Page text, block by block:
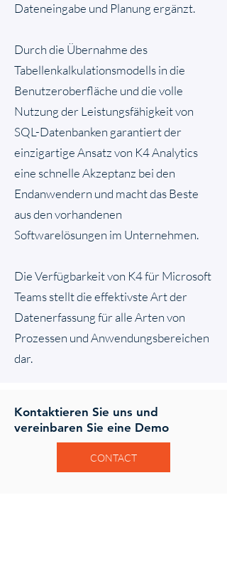
Dateneingabe und Planung ergänzt.
Durch die Übernahme des
Tabellenkalkulationsmodells in die
Benutzeroberfläche und die volle
Nutzung der Leistungsfähigkeit von
SQL-Datenbanken garantiert der
einzigartige Ansatz von K4 Analytics
eine schnelle Akzeptanz bei den
Endanwendern und macht das Beste
aus den vorhandenen
Softwarelösungen im Unternehmen.
Die Verfügbarkeit von K4 für Microsoft
Teams stellt die effektivste Art der
Datenerfassung für alle Arten von
Prozessen und Anwendungsbereichen
dar.
Kontaktieren Sie uns und
vereinbaren Sie eine Demo
CONTACT